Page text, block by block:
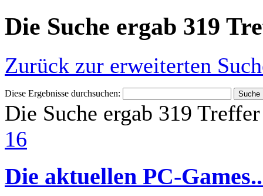
Die Suche ergab 319
Zurück zur erweiterten
Diese Ergebnisse durchsuchen:
Die Suche ergab 319
16
Die aktuellen PC-